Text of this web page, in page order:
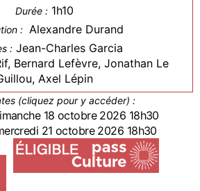
Durée : 1h10
: Alexandre Durand
: Jean-Charles Garcia
Bernard Lefèvre, Jonathan Le
Axel Lépin
(cliquez pour y accéder) :
18 octobre 2026 18h30
21 octobre 2026 18h30